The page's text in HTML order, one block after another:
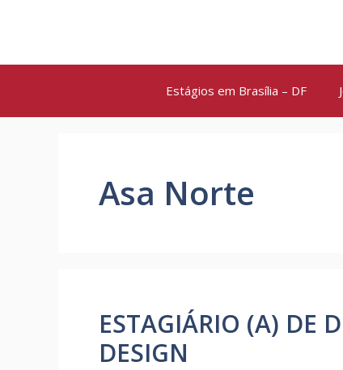
conteúdo
Estágios em Brasília – DF
Asa Norte
ESTAGIÁRIO (A) DE
DESIGN